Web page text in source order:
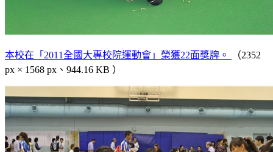
本校在「2011全國大專校院運動會」榮獲22面獎牌。
（2352
px × 1568 px、944.16 KB ）